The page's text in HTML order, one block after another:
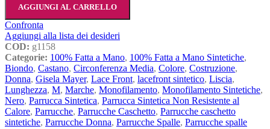
AGGIUNGI AL CARRELLO
Confronta
Aggiungi alla lista dei desideri
COD: g1158
Categorie: 100% Fatta a Mano, 100% Fatta a Mano Sintetiche,
Biondo, Castano, Circonferenza Media, Colore, Costruzione,
Donna, Gisela Mayer, Lace Front, lacefront sintetico, Liscia,
Lunghezza, M, Marche, Monofilamento, Monofilamento Sintetiche,
Nero, Parrucca Sintetica, Parrucca Sintetica Non Resistente al
Calore, Parrucche, Parrucche Caschetto, Parrucche caschetto
sintetiche, Parrucche Donna, Parrucche Spalle, Parrucche spalle